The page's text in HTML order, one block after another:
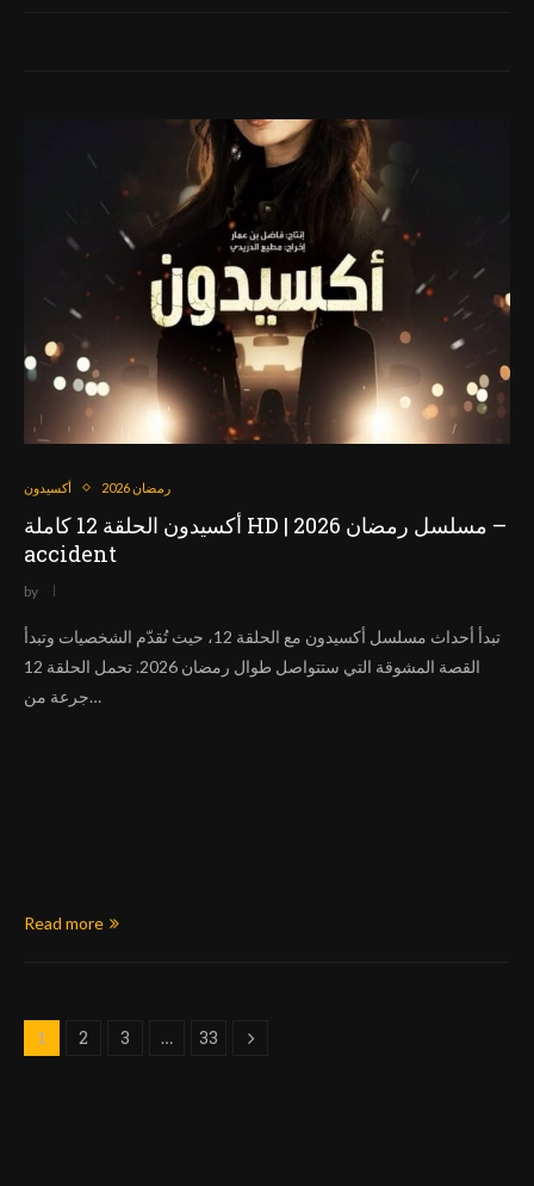
أكسيدون رمضان 2026
أكسيدون الحلقة 12 كاملة HD | مسلسل رمضان 2026 –
accident
by
تبدأ أحداث مسلسل أكسيدون مع الحلقة 12، حيث تُقدّم الشخصيات وتبدأ
القصة المشوقة التي ستتواصل طوال رمضان 2026. تحمل الحلقة 12
جرعة من…
Read more
1 2 3 … 33